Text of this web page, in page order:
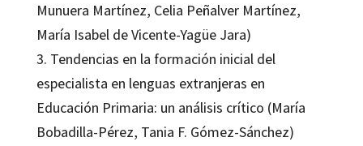
Munuera Martínez, Celia Peñalver Martínez,
María Isabel de Vicente-Yagüe Jara)
3. Tendencias en la formación inicial del
especialista en lenguas extranjeras en
Educación Primaria: un análisis crítico (María
Bobadilla-Pérez, Tania F. Gómez-Sánchez)